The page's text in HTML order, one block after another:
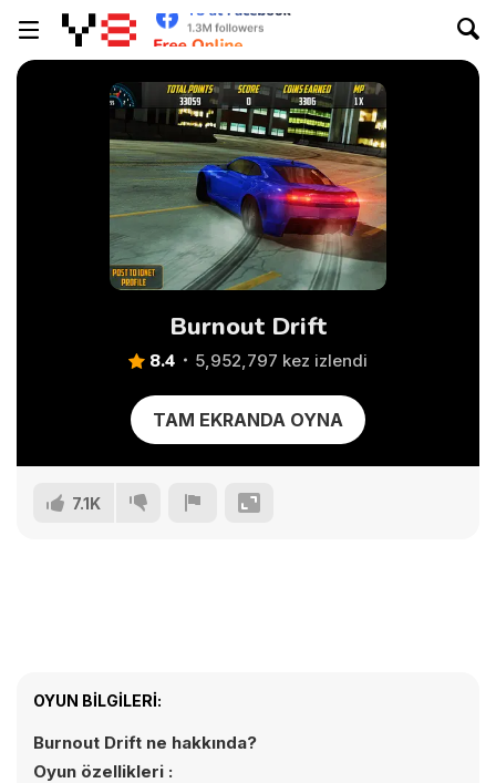
Burnout Drift
8.4 5,952,797 kez izlendi
TAM EKRANDA OYNA
7.1K
OYUN BILGILERI:
Burnout Drift ne hakkında?
Oyun özellikleri :